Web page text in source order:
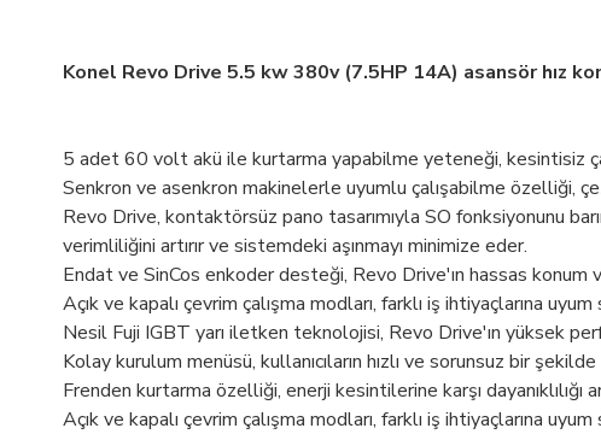
Konel Revo Drive 5.5 kw 380v (7.5HP 14A) asansör hız
5 adet 60 volt akü ile kurtarma yapabilme yeteneği, kesintisiz
Senkron ve asenkron makinelerle uyumlu çalışabilme özelliği,
Revo Drive, kontaktörsüz pano tasarımıyla SO fonksiyonunu
verimliliğini artırır ve sistemdeki aşınmayı minimize eder.
Endat ve SinCos enkoder desteği, Revo Drive'ın hassas konum
Açık ve kapalı çevrim çalışma modları, farklı iş ihtiyaçlarına
Nesil Fuji IGBT yarı iletken teknolojisi, Revo Drive'ın yüksek
Kolay kurulum menüsü, kullanıcıların hızlı ve sorunsuz bir
Frenden kurtarma özelliği, enerji kesintilerine karşı dayanıklılığı
Açık ve kapalı çevrim çalışma modları, farklı iş ihtiyaçlarına